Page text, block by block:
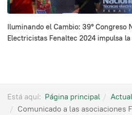
Iluminando el Cambio: 39º Congreso
Electricistas Fenaltec 2024 impulsa
Está aquí: Página principal
Comunicado a las asociaciones